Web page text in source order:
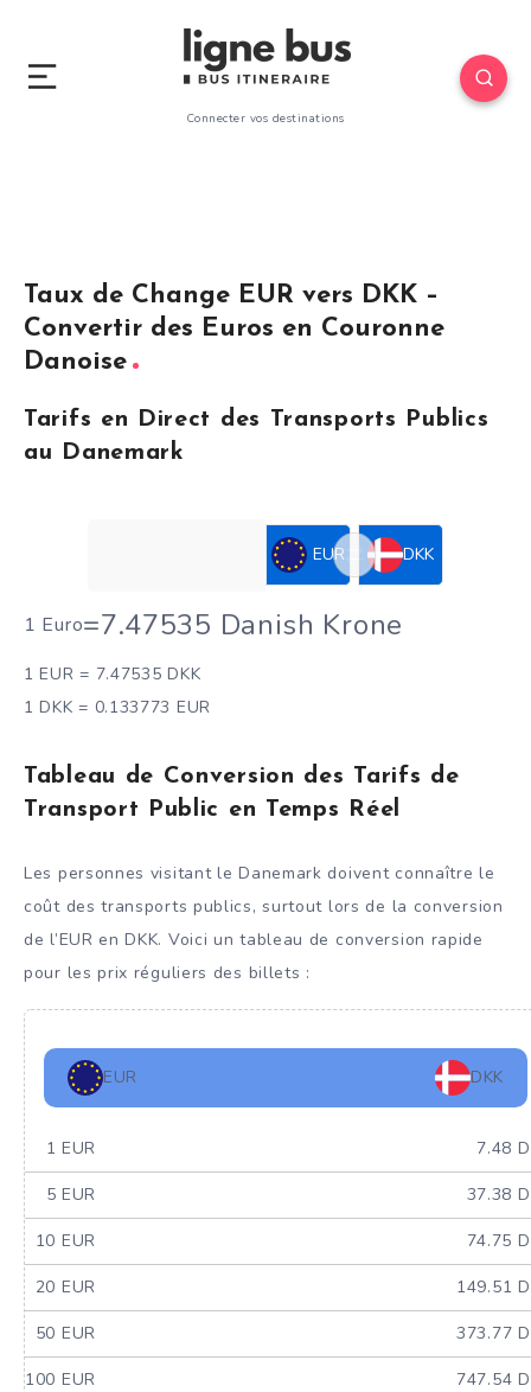
Connecter vos destinations
Taux de Change EUR vers DKK –
Convertir des Euros en Couronne
Danoise
Tarifs en Direct des Transports Publics
au Danemark
EUR DKK
1 Euro=7.47535 Danish Krone
1 EUR = 7.47535 DKK
1 DKK = 0.133773 EUR
Tableau de Conversion des Tarifs de
Transport Public en Temps Réel
Les personnes visitant le Danemark doivent connaître le
coût des transports publics, surtout lors de la conversion
de l’EUR en DKK. Voici un tableau de conversion rapide
pour les prix réguliers des billets :
EUR DKK
1 EUR 7.48
5 EUR 37.38
10 EUR 74.75
20 EUR 149.51
50 EUR 373.77
100 EUR 747.54